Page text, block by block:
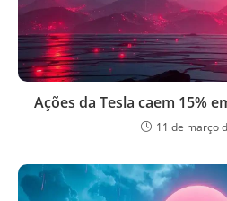
Ações da Tesla caem 15%
11 de março